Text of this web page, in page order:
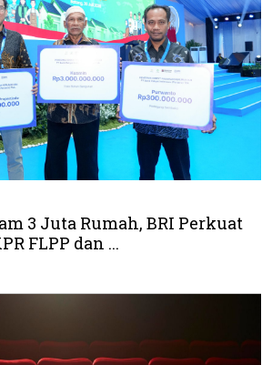
3 Juta Rumah, BRI Perkuat
FLPP dan ...